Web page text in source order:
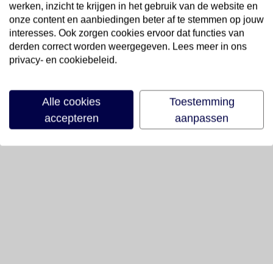
werken, inzicht te krijgen in het gebruik van de website en
onze content en aanbiedingen beter af te stemmen op jouw
interesses. Ook zorgen cookies ervoor dat functies van
derden correct worden weergegeven. Lees meer in ons
privacy- en cookiebeleid.
Alle cookies
accepteren
Toestemming
aanpassen